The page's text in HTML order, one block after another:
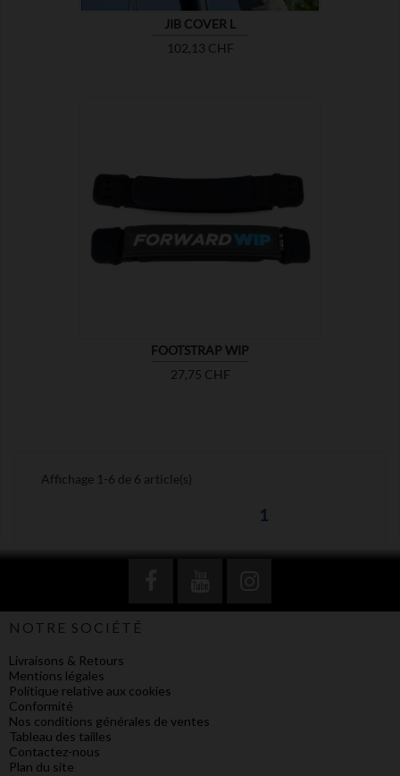
JIB COVER L
Prix
102,13 CHF
FOOTSTRAP WIP
Prix
27,75 CHF
MONTRER
Affichage 1-6 de 6 article(s)
1
NOTRE SOCIÉTÉ
Livraisons & Retours
Mentions légales
Politique relative aux cookies
Conformité
Nos conditions générales de ventes
Tableau des tailles
Contactez-nous
Plan du site